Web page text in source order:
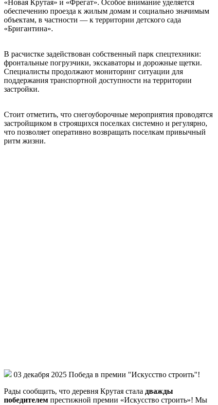
«Новая Крутая» и «Фрегат». Особое внимание уделяется
обеспечению проезда к жилым домам и социально значимым
объектам, в частности — к территории детского сада
«Бригантина».
В расчистке задействован собственный парк спецтехники:
фронтальные погрузчики, экскаваторы и дорожные щетки.
Специалисты продолжают мониторинг ситуации для
поддержания транспортной доступности на территории
застройки.
Стоит отметить, что снегоуборочные мероприятия проводятся
застройщиком в строящихся поселках системно и регулярно,
что позволяет оперативно возвращать поселкам привычный
ритм жизни.
03 декабря 2025 Победа в премии "Искусство строить"!
Рады сообщить, что деревня Крутая стала дважды
победителем престижной премии «Искусство строить»! Мы